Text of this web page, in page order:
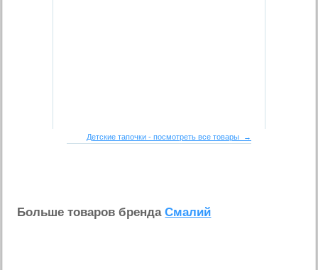
Детские тапочки - посмотреть все товары →
Больше товаров брендаСмалий